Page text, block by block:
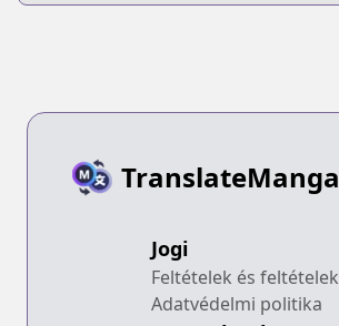
TranslateManga
Jogi
Feltételek és feltételek
Adatvédelmi politika